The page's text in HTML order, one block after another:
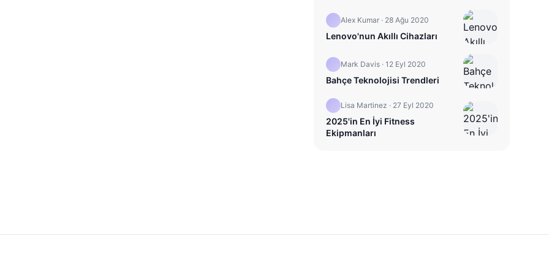
Alex Kumar · 28 Ağu 2020
Lenovo'nun Akıllı Cihazları
Mark Davis · 12 Eyl 2020
Bahçe Teknolojisi Trendleri
Lisa Martinez · 27 Eyl 2020
2025'in En İyi Fitness
Ekipmanları